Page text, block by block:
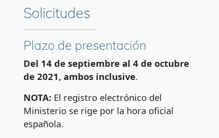
Preguntas frecuentes
Contactos para la resolución de dudas
Solicitudes
Plazo de presentación
Del 14 de septiembre al 4 de octubre
de 2021, ambos inclusive.
NOTA: El registro electrónico del
Ministerio se rige por la hora oficial
española.